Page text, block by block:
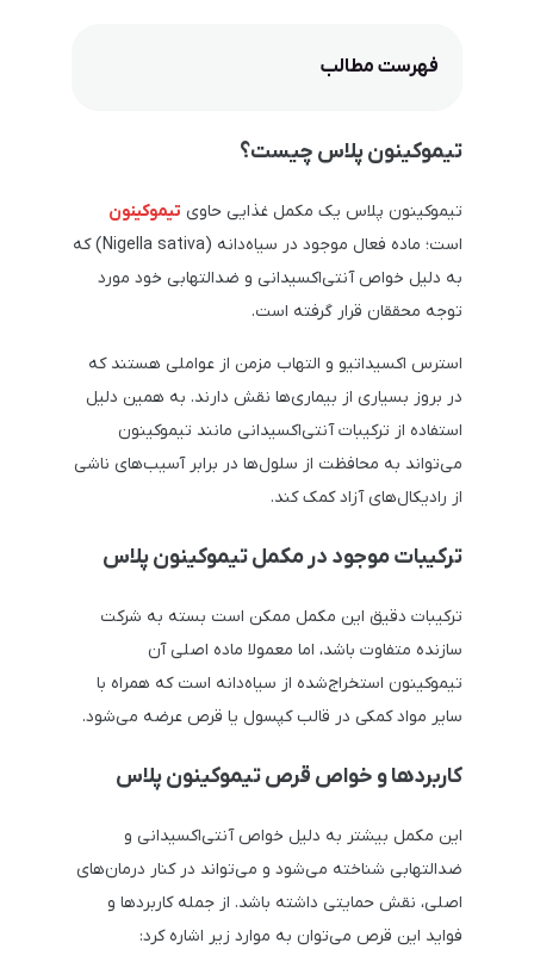
فهرست مطالب
تیموکینون پلاس چیست؟
تیموکینون پلاس یک مکمل غذایی حاوی تیموکینون
است؛ ماده فعال موجود در سیاه‌دانه (Nigella sativa) که
به دلیل خواص آنتی‌اکسیدانی و ضدالتهابی خود مورد
توجه محققان قرار گرفته است.
استرس اکسیداتیو و التهاب مزمن از عواملی هستند که
در بروز بسیاری از بیماری‌ها نقش دارند. به همین دلیل
استفاده از ترکیبات آنتی‌اکسیدانی مانند تیموکینون
می‌تواند به محافظت از سلول‌ها در برابر آسیب‌های ناشی
از رادیکال‌های آزاد کمک کند.
ترکیبات موجود در مکمل تیموکینون پلاس
ترکیبات دقیق این مکمل ممکن است بسته به شرکت
سازنده متفاوت باشد، اما معمولا ماده اصلی آن
تیموکینون استخراج‌شده از سیاه‌دانه است که همراه با
سایر مواد کمکی در قالب کپسول یا قرص عرضه می‌شود.
کاربردها و خواص قرص تیموکینون پلاس
این مکمل بیشتر به دلیل خواص آنتی‌اکسیدانی و
ضدالتهابی شناخته می‌شود و می‌تواند در کنار درمان‌های
اصلی، نقش حمایتی داشته باشد. از جمله کاربردها و
فواید این قرص می‌توان به موارد زیر اشاره کرد: